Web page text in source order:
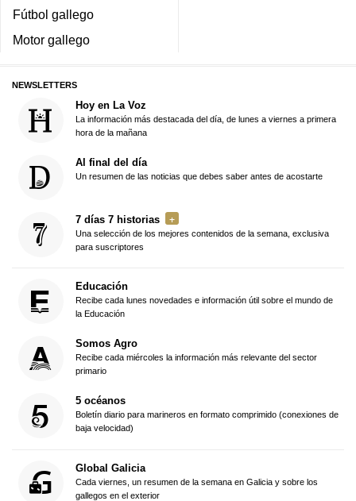
Fútbol gallego
Motor gallego
NEWSLETTERS
Hoy en La Voz
La información más destacada del día, de lunes a viernes a primera
hora de la mañana
Al final del día
Un resumen de las noticias que debes saber antes de acostarte
7 días 7 historias
Una selección de los mejores contenidos de la semana, exclusiva
para suscriptores
Educación
Recibe cada lunes novedades e información útil sobre el mundo de
la Educación
Somos Agro
Recibe cada miércoles la información más relevante del sector
primario
5 océanos
Boletín diario para marineros en formato comprimido (conexiones de
baja velocidad)
Global Galicia
Cada viernes, un resumen de la semana en Galicia y sobre los
gallegos en el exterior